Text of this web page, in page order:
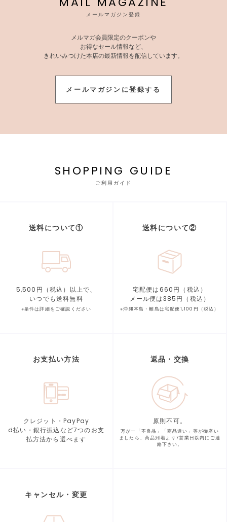
メールマガジン登録
メルマガ会員限定のクーポンや
お得なセール情報など、
きれいみつけた本店の最新情報を配信しています。
メールマガジンに登録する
SHOPPING GUIDE
ご利用ガイド
送料について①
5,500円（税込）以上で、
いつでも送料無料
※条件は詳細をご確認ください
送料について②
宅配便は660円（税込）
メール便は385円（税込）
※沖縄本島・離島は宅配便1,100円（税込）
お支払い方法
クレジット・PayPay
d払い・銀行振込など7つのお支
払方法から選べます
返品・交換
原則不可。
万が一「不良品」「商品違い」等が御座い
ましたら、商品到着より7営業日以内にご連
絡下さい。
キャンセル・変更